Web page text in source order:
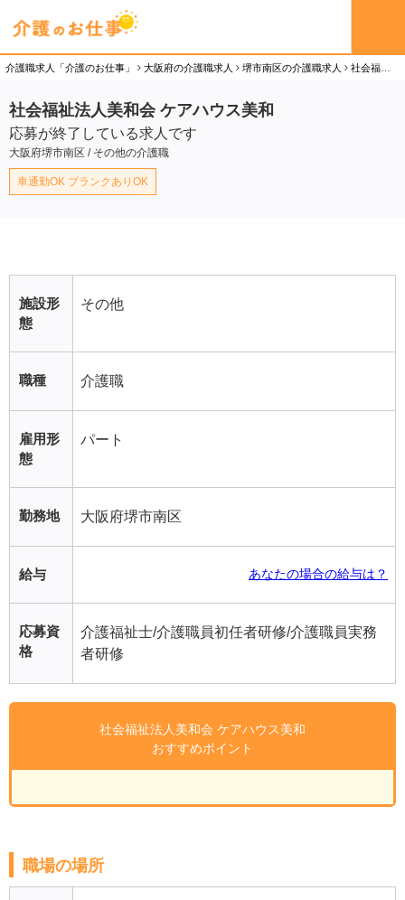
介護職求人「介護のお仕事」 大阪府の介護職求人 堺市南区の介護職求人 社会福祉法人美和会 ケアハウス美和の介護職（パート）求人
社会福祉法人美和会 ケアハウス美和
応募が終了している求人です
大阪府堺市南区 / その他の介護職
車通勤OK ブランクありOK
施設形
態
その他
職種 介護職
雇用形
態
パート
勤務地 大阪府堺市南区
給与 あなたの場合の給与は？
応募資
格
介護福祉士/介護職員初任者研修/介護職員実務
者研修
社会福祉法人美和会 ケアハウス美和
おすすめポイント
職場の場所